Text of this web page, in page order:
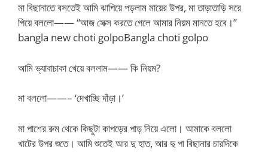
মা বিছানাতে বসতেই আমি ঝাপিয়ে পড়লাম মায়ের উপর, মা তাড়াতাড়ি সরে
গিয়ে বললো—— “আজ সেক্স করতে গেলে আমার নিয়ম মানতে হবে।”
bangla new choti golpoBangla choti golpo
আমি ভ্যাবাচাকা খেয়ে বললাম—— কি নিয়ম?
মা বললো——– ‘দেখাচ্ছি দাঁড়া।’
মা পাশের রুম থেকে কিছুটা কাপড়ের পাড় নিয়ে এলো। আমাকে বললো
খাটের উপর শুতে। আমি শুতেই আর দু হাত, আর দু পা বিছানার চারদিকে